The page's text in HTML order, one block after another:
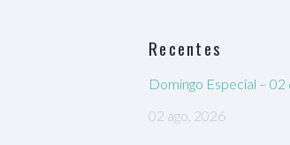
Recentes
Domingo Especial –
02 ago, 2026